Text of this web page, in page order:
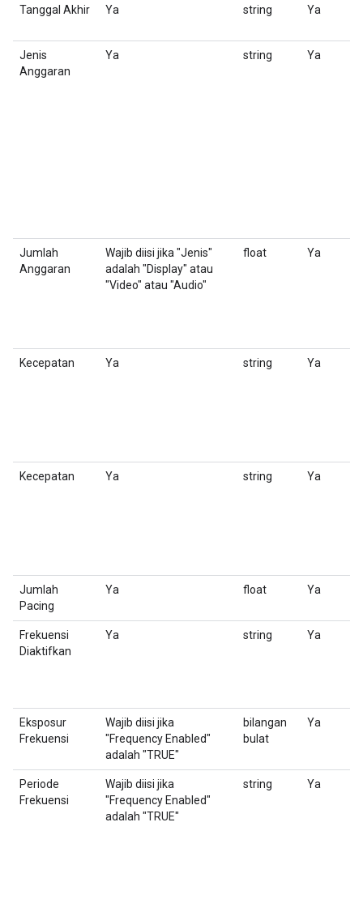
Tanggal Akhir Ya string Ya
Jenis
Anggaran
Ya string Ya
Jumlah
Anggaran
Wajib diisi jika "Jenis"
adalah "Display" atau
"Video" atau "Audio"
float Ya
Kecepatan Ya string Ya
Kecepatan Ya string Ya
Jumlah
Pacing
Ya float Ya
Frekuensi
Diaktifkan
Ya string Ya
Eksposur
Frekuensi
Wajib diisi jika
"Frequency Enabled"
adalah "TRUE"
bilangan
bulat
Ya
Periode
Frekuensi
Wajib diisi jika
"Frequency Enabled"
adalah "TRUE"
string Ya